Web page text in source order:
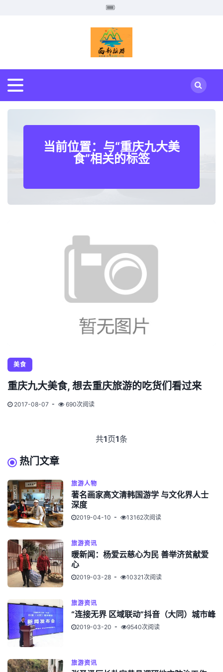
当前位置：与“重庆九大美
食”相关的标签
美食
重庆九大美食, 想去重庆旅游的吃货们看过来
2017-08-07 690次阅读
共1页1条
热门文章
旅游人物
著名画家高文清韩国游学 与文化界人士
深度
2019-04-10 13162次阅读
旅游资讯
暖新闻：杨爱云慈心为民 善举济贫献爱
心
2019-03-28 10321次阅读
旅游资讯
“连接无界 区域联动”抖音（大同）城市峰
2019-03-20 9540次阅读
旅游资讯